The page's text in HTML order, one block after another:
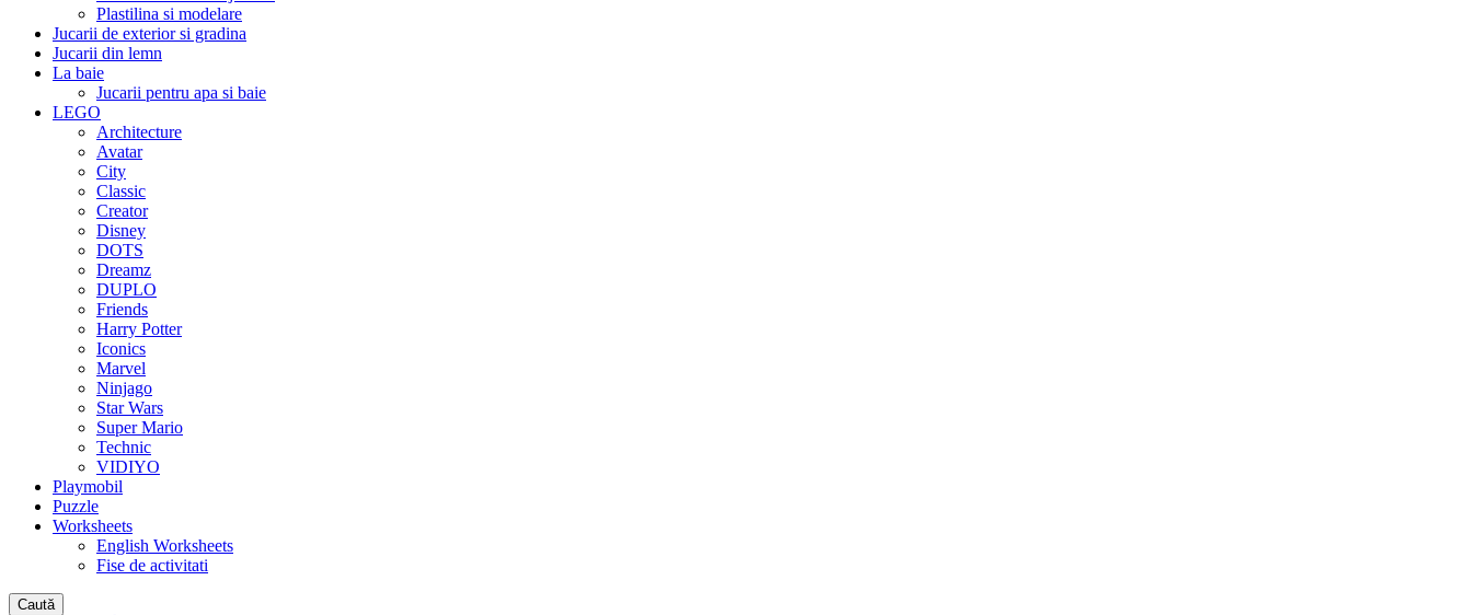
Plastilina si modelare
Jucarii de exterior si gradina
Jucarii din lemn
La baie
Jucarii pentru apa si baie
LEGO
Architecture
Avatar
City
Classic
Creator
Disney
DOTS
Dreamz
DUPLO
Friends
Harry Potter
Iconics
Marvel
Ninjago
Star Wars
Super Mario
Technic
VIDIYO
Playmobil
Puzzle
Worksheets
English Worksheets
Fise de activitati
Caută